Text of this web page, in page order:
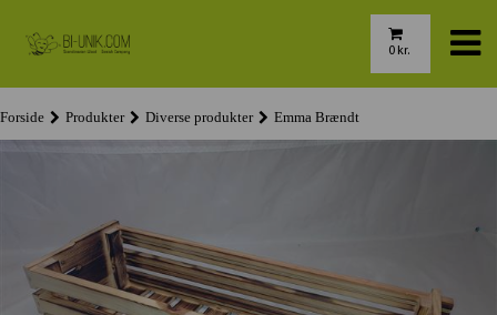
0 kr.
Forside Produkter Diverse produkter Emma Brændt